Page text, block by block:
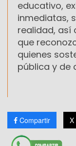
educativo,
inmediatas,
realidad, así
que
quienes
pública y de
Compartir X